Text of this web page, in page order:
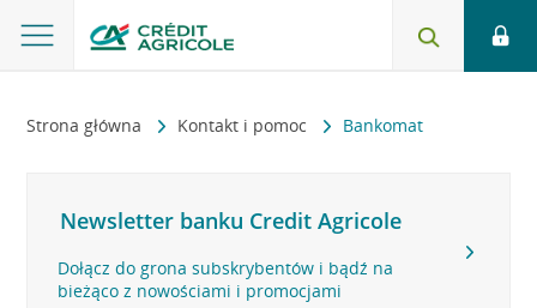
Strona główna Kontakt i pomoc Bankomat
Newsletter banku Credit Agricole
Dołącz do grona subskrybentów i bądź na
bieżąco z nowościami i promocjami